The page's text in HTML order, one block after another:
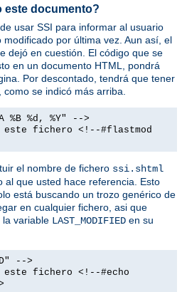
este documento?
usar SSI para informar al usuario
por última vez. Aun así, el
dejó en cuestión. El código que se
en un documento HTML, pondrá
Por descontado, tendrá que tener
se indicó más arriba.
%d, %Y" -->
este fichero <!--#flastmod
el nombre de fichero ssi.shtml
al que usted hace referencia. Esto
está buscando un trozo genérico de
en cualquier fichero, asi que
la variable LAST_MODIFIED en su
-->
este fichero <!--#echo